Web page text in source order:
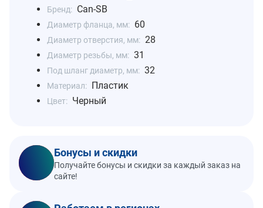
Бренд: Can-SB
Диаметр фланца, мм: 60
Диаметр отверстия, мм: 28
Диаметр резьбы, мм: 31
Под шланг диаметр, мм: 32
Материал: Пластик
Цвет: Черный
Бонусы и скидки
Получайте бонусы и скидки за каждый заказ на
сайте!